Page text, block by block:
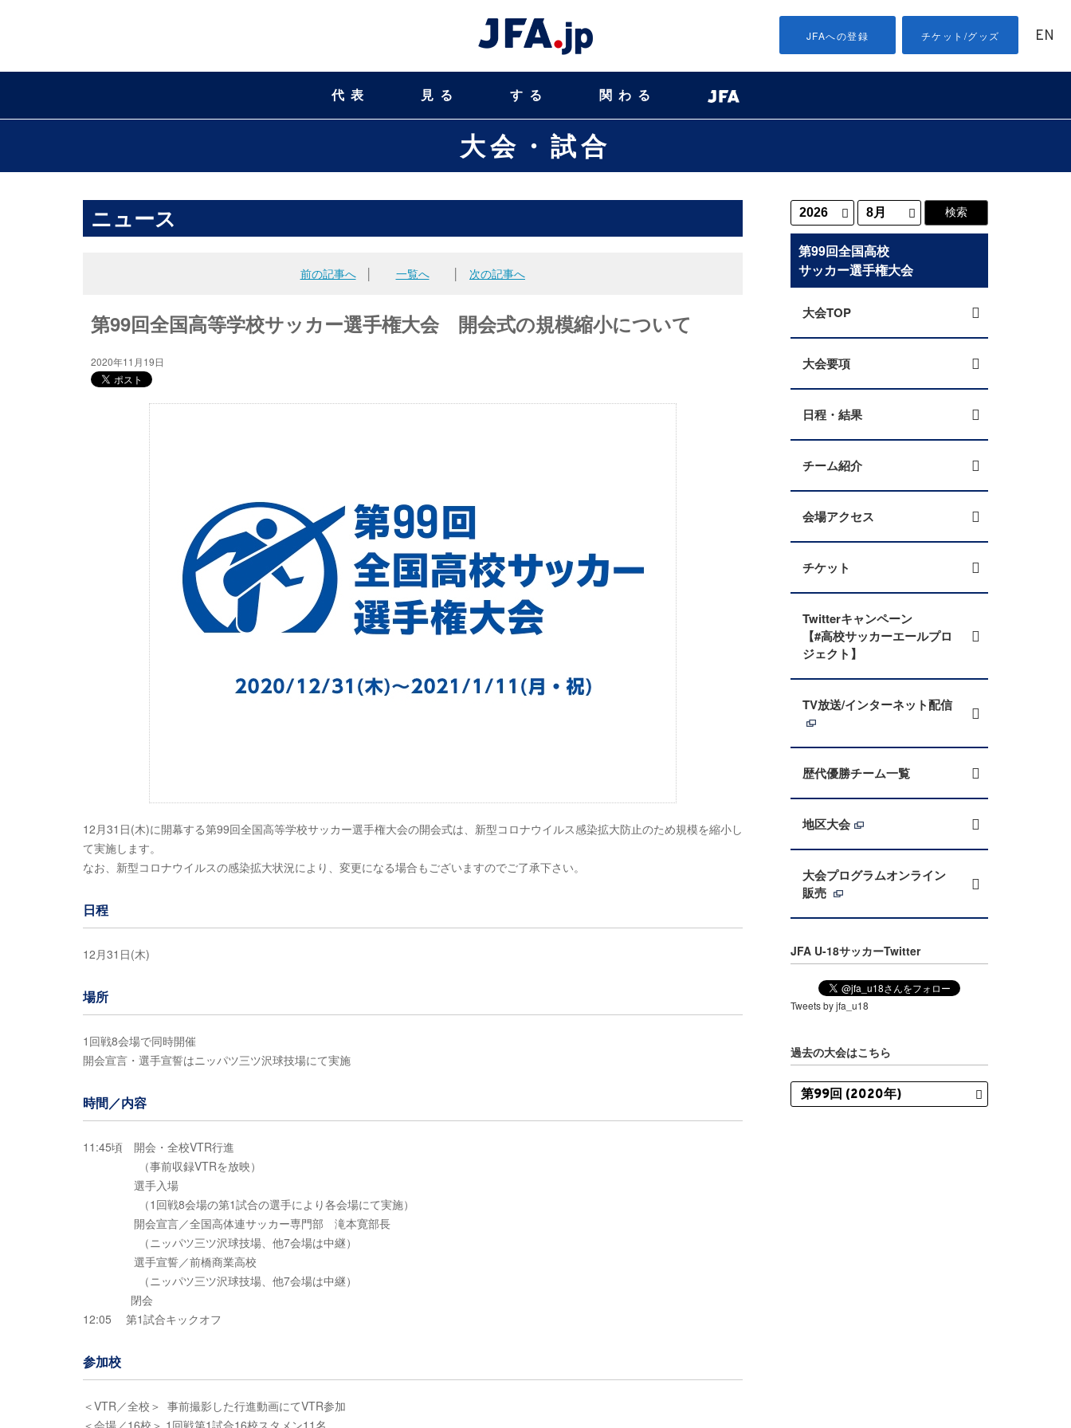
JFAへの登録 チケット/グッズ EN
代表 見る する 関わる
大会・試合
ニュース
前の記事へ│ 一覧へ 次の記事へ
第99回全国高等学校サッカー選手権大会 開会式の規模縮小について
2020年11月19日
12月31日(木)に開幕する第99回全国高等学校サッカー選手権大会の開会式は、新型コロナウイルス感染拡大防止のため規模を縮小し
て実施します。
なお、新型コロナウイルスの感染拡大状況により、変更になる場合もございますのでご了承下さい。
日程
12月31日(木)
場所
1回戦8会場で同時開催
開会宣言・選手宣誓はニッパツ三ツ沢球技場にて実施
時間／内容
11:45頃 開会・全校VTR行進
（事前収録VTRを放映）
選手入場
（1回戦8会場の第1試合の選手により各会場にて実施）
開会宣言／全国高体連サッカー専門部 滝本寛部長
（ニッパツ三ツ沢球技場、他7会場は中継）
選手宣誓／前橋商業高校
（ニッパツ三ツ沢球技場、他7会場は中継）
閉会
12:05 第1試合キックオフ
参加校
＜VTR／全校＞ 事前撮影した行進動画にてVTR参加
＜会場／16校＞ 1回戦第1試合16校スタメン11名
第99回全国高校
サッカー選手権大会
大会TOP
大会要項
日程・結果
チーム紹介
会場アクセス
チケット
Twitterキャンペーン
【#高校サッカーエールプロ
ジェクト】
TV放送/インターネット配信
歴代優勝チーム一覧
地区大会
大会プログラムオンライン
販売
JFA U-18サッカーTwitter
Tweets by jfa_u18
過去の大会はこちら